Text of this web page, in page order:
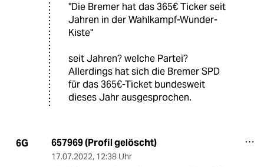
"Die Bremer hat das 365€ Ticker seit
Jahren in der Wahlkampf-Wunder-
Kiste"
seit Jahren? welche Partei?
Allerdings hat sich die Bremer SPD
für das 365€-Ticket bundesweit
dieses Jahr ausgesprochen.
6G 657969 (Profil gelöscht)
17.07.2022, 12:38 Uhr